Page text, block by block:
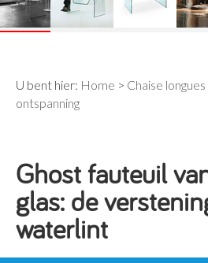
U bent hier: Home > Chaise
ontspanning
Ghost fauteuil
glas: de
waterlint